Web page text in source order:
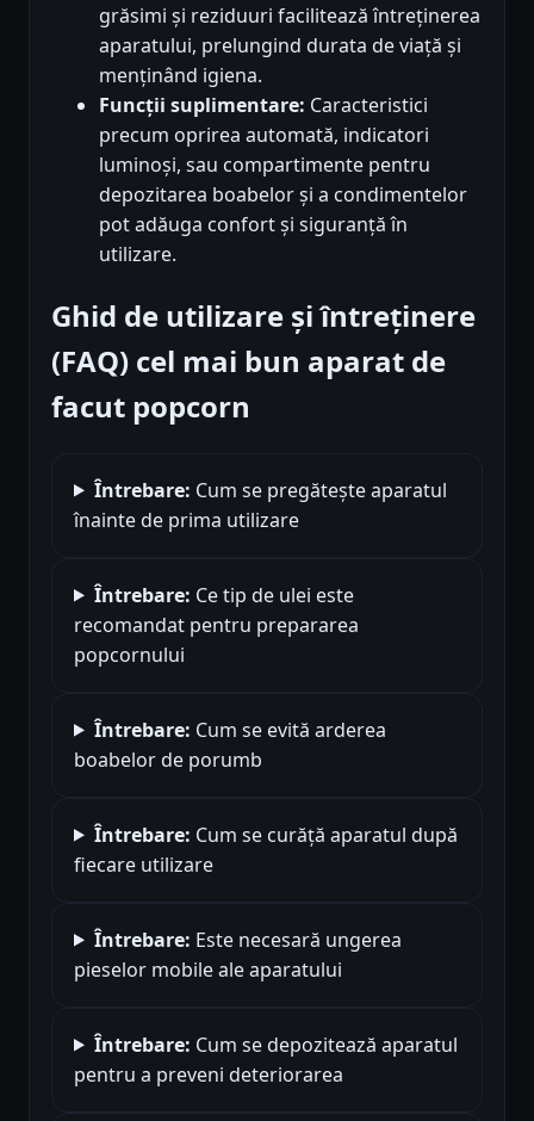
grăsimi și reziduuri facilitează întreținerea
aparatului, prelungind durata de viață și
menținând igiena.
Funcții suplimentare: Caracteristici
precum oprirea automată, indicatori
luminoși, sau compartimente pentru
depozitarea boabelor și a condimentelor
pot adăuga confort și siguranță în
utilizare.
Ghid de utilizare și întreținere
(FAQ) cel mai bun aparat de
facut popcorn
Întrebare: Cum se pregătește aparatul
înainte de prima utilizare
Întrebare: Ce tip de ulei este
recomandat pentru prepararea
popcornului
Întrebare: Cum se evită arderea
boabelor de porumb
Întrebare: Cum se curăță aparatul după
fiecare utilizare
Întrebare: Este necesară ungerea
pieselor mobile ale aparatului
Întrebare: Cum se depozitează aparatul
pentru a preveni deteriorarea